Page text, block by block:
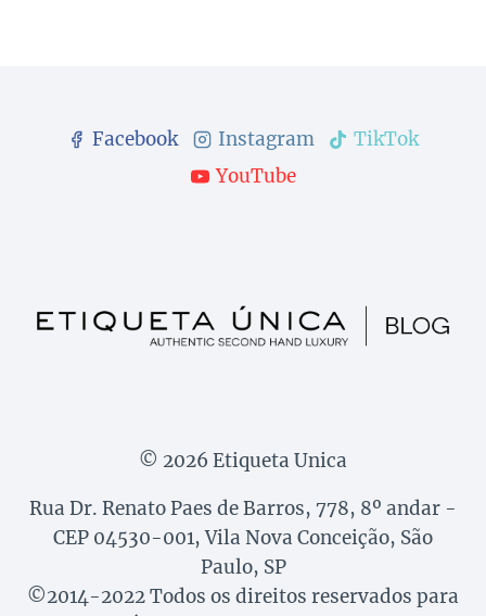
Facebook Instagram
TikTok
YouTube
© 2026 Etiqueta Unica
Rua Dr. Renato Paes de Barros, 778, 8º andar -
CEP 04530-001, Vila Nova Conceição, São
Paulo, SP
©2014-2022 Todos os direitos reservados para